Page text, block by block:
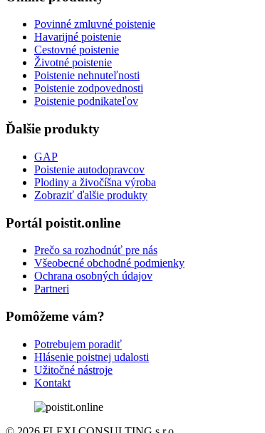
Povinné zmluvné poistenie
Havarijné poistenie
Cestovné poistenie
Životné poistenie
Poistenie nehnuteľnosti
Poistenie zodpovednosti
Poistenie podnikateľov
Ďalšie produkty
GAP
Poistenie autodopravcov
Plodiny a živočíšna výroba
Zobraziť ďalšie produkty
Portál poistit.online
Prečo sa rozhodnúť pre nás
Všeobecné obchodné podmienky
Ochrana osobných údajov
Partneri
Pomôžeme vám?
Potrebujem poradiť
Hlásenie poistnej udalosti
Užitočné nástroje
Kontakt